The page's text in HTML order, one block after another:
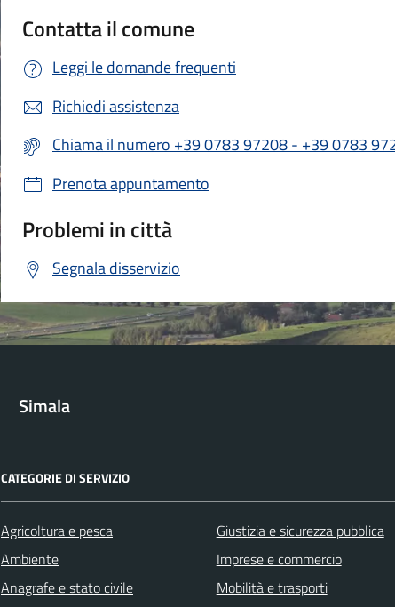
Contatta il comune
Leggi le domande frequenti
Richiedi assistenza
Chiama il numero +39 0783 97208 - +39 0783
Prenota appuntamento
Problemi in città
Segnala disservizio
Simala
CATEGORIE DI SERVIZIO
Agricoltura e pesca
Ambiente
Anagrafe e stato civile
Giustizia e sicurezza pubblica
Imprese e commercio
Mobilità e trasporti